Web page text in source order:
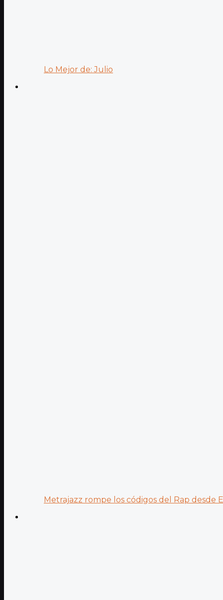
Lo Mejor de: Julio
Metrajazz rompe los códigos del Rap desde